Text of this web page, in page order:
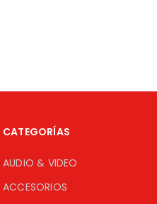
CATEGORÍAS
AUDIO & VIDEO
ACCESORIOS